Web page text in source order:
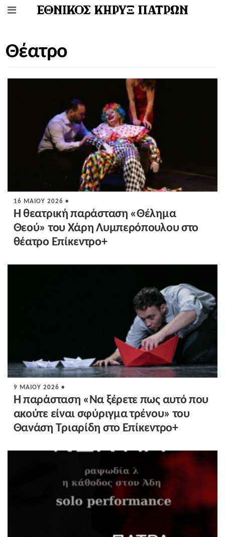
Θέατρο
16 ΜΑΪ́ΟΥ 2026 •
Η θεατρική παράσταση «Θέλημα
Θεού» του Χάρη Λυμπερόπουλου στο
θέατρο Επίκεντρο+
9 ΜΑΪ́ΟΥ 2026 •
Η παράσταση «Να ξέρετε πως αυτό που
ακούτε είναι σφύριγμα τρένου» του
Θανάση Τριαρίδη στο Επίκεντρο+